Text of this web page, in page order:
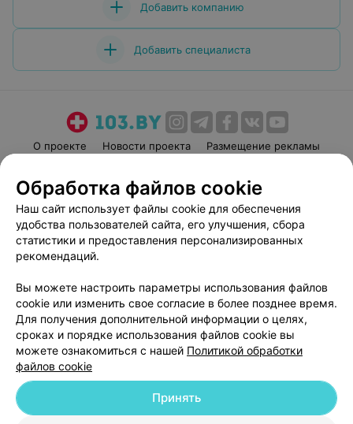
Добавить компанию
Добавить специалиста
О проекте Новости проекта
Размещение рекламы
Пользовательское соглашение
Способы оплаты
Вакансии
Партнеры
Написать руководителю 103.by
Обработка персональных данных
© 2026 ООО «Артокс Лаб», УНП 191700409
| 220012, Республика Беларусь,
Обработка файлов cookie
Наш сайт использует файлы cookie для обеспечения
удобства пользователей сайта, его улучшения, сбора
статистики и предоставления персонализированных
рекомендаций.
Вы можете настроить параметры использования файлов
cookie или изменить свое согласие в более позднее время.
Для получения дополнительной информации о целях,
сроках и порядке использования файлов cookie вы
можете ознакомиться с нашей Политикой обработки
файлов cookie
Принять